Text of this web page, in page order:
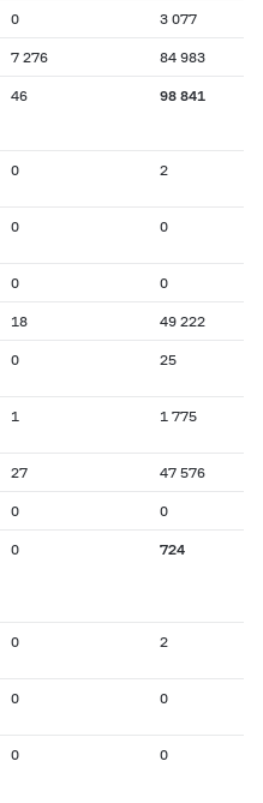
0 3 077
7 276 84 983
46 98 841
0 2
0 0
0 0
18 49 222
0 25
1 1 775
27 47 576
0 0
0 724
0 2
0 0
0 0